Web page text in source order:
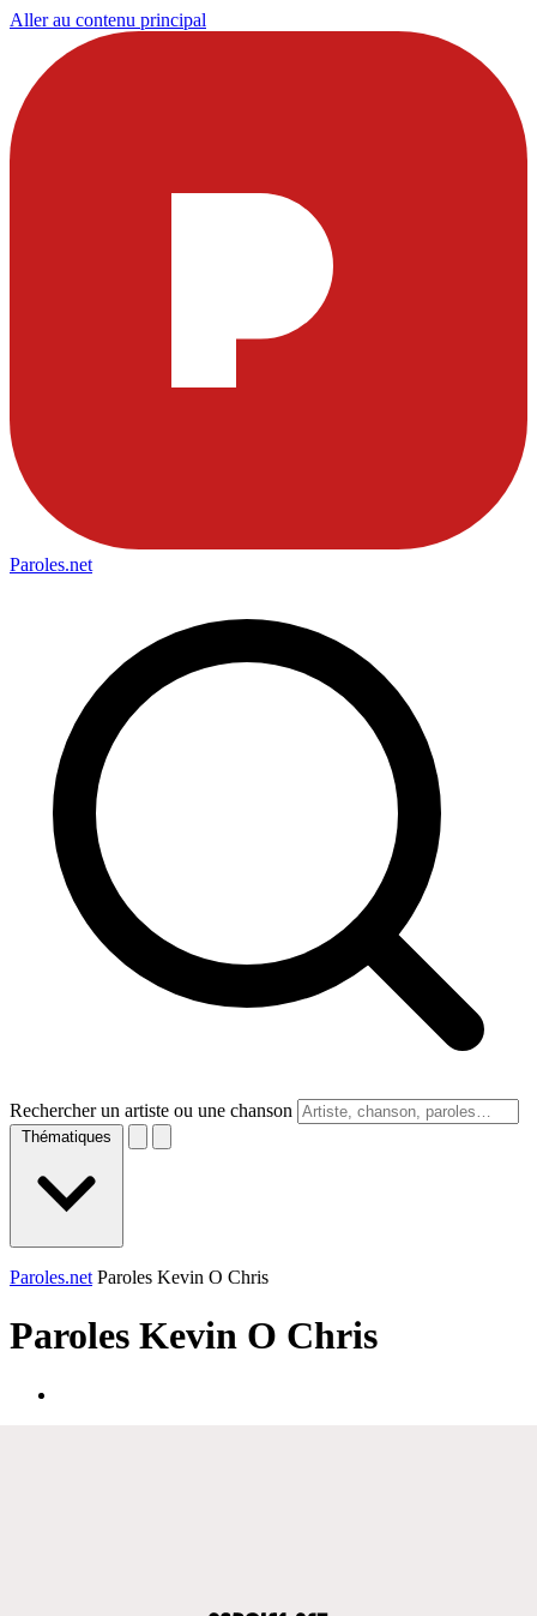
Aller au contenu principal
Paroles.net
Rechercher un artiste ou une chanson
Thématiques
Paroles.net Paroles Kevin O Chris
Paroles Kevin O Chris